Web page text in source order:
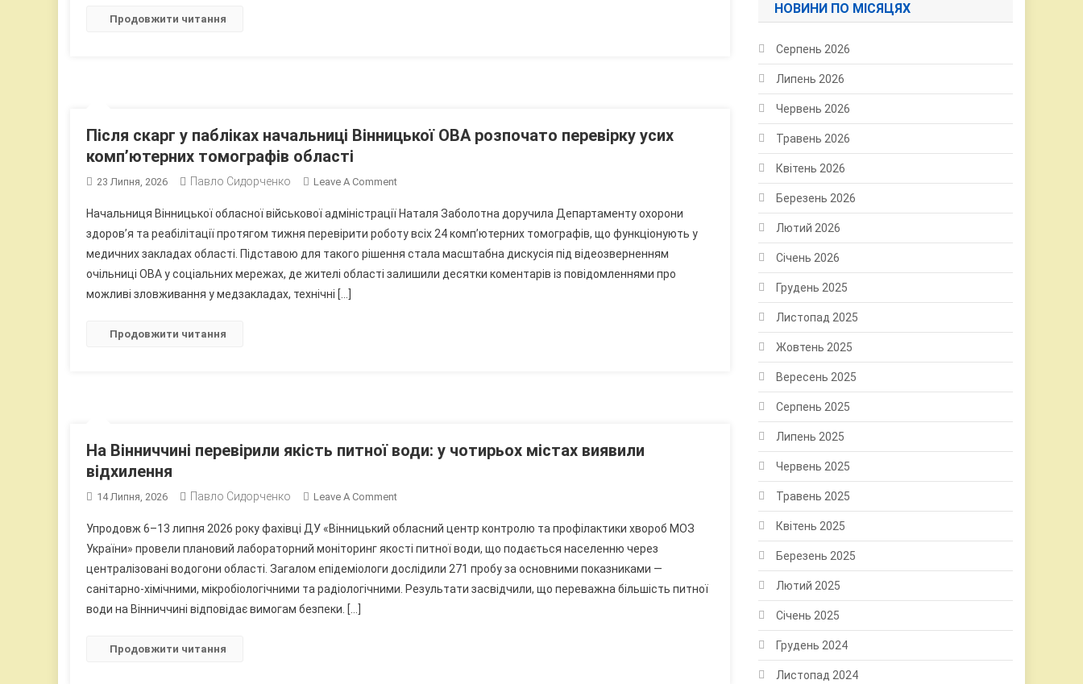
Продовжити читання
Після скарг у пабліках начальниці Вінницької ОВА розпочато перевірку усих
комп’ютерних томографів області
23 Липня, 2026 Павло Сидорченко Leave A CommentOn
Скарг
У
Пабліках
Начальниці
Начальниця Вінницької обласної військової адміністрації Наталя Заболотна доручила Департаменту охорони
здоров’я та реабілітації протягом тижня перевірити роботу всіх 24 комп’ютерних томографів, що функціонують у
медичних закладах області. Підставою для такого рішення стала масштабна дискусія під відеозверненням
очільниці ОВА у соціальних мережах, де жителі області залишили десятки коментарів із повідомленнями про
можливі зловживання у медзакладах, технічні […]
Продовжити читання
На Вінниччині перевірили якість питної води: у чотирьох містах виявили
відхилення
14 Липня, 2026 Павло Сидорченко Leave A CommentOn
Вінниччині
Перевірили
Якість
Питної
Упродовж 6–13 липня 2026 року фахівці ДУ «Вінницький обласний центр контролю та профілактики хвороб МОЗ
України» провели плановий лабораторний моніторинг якості питної води, що подається населенню через
централізовані водогони області. Загалом епідеміологи дослідили 271 пробу за основними показниками —
санітарно-хімічними, мікробіологічними та радіологічними. Результати засвідчили, що переважна більшість питної
води на Вінниччині відповідає вимогам безпеки. […]
Продовжити читання
НОВИНИ ПО МІСЯЦЯХ
Серпень 2026
Липень 2026
Червень 2026
Травень 2026
Квітень 2026
Березень 2026
Лютий 2026
Січень 2026
Грудень 2025
Листопад 2025
Жовтень 2025
Вересень 2025
Серпень 2025
Липень 2025
Червень 2025
Травень 2025
Квітень 2025
Березень 2025
Лютий 2025
Січень 2025
Грудень 2024
Листопад 2024